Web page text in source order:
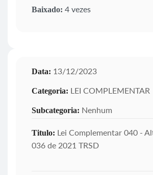
Baixado: 4 vezes
Data: 13/12/2023
Categoria: LEI COMPLEMENTAR
Subcategoria: Nenhum
Titulo: Lei Complementar 040 -
036 de 2021 TRSD